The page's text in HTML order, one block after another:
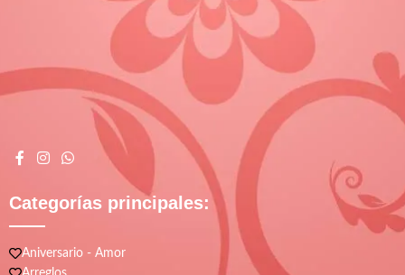
Categorías principales:
Aniversario - Amor